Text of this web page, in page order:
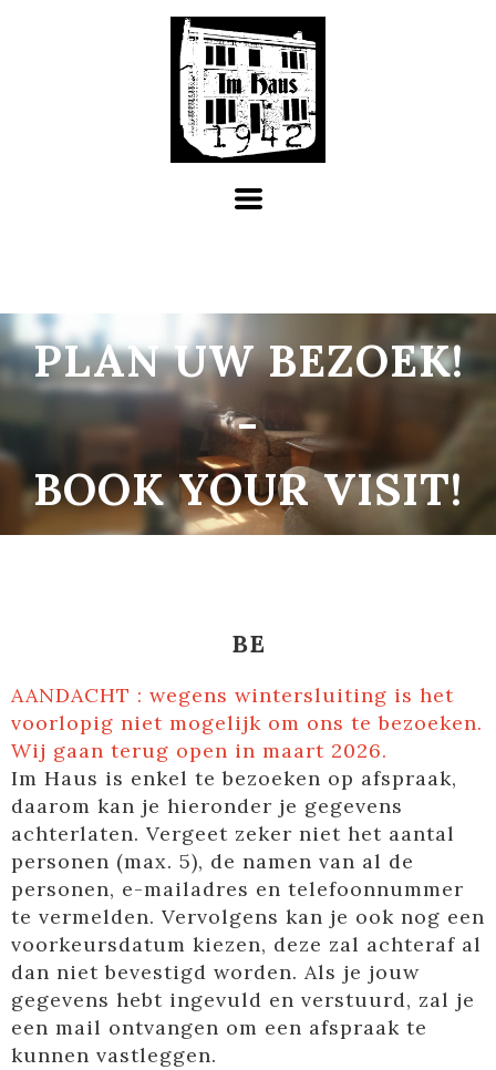
PLAN UW BEZOEK!
-
BOOK YOUR VISIT!
BE
AANDACHT : wegens wintersluiting is het
voorlopig niet mogelijk om ons te bezoeken.
Wij gaan terug open in maart 2026.
Im Haus is enkel te bezoeken op afspraak,
daarom kan je hieronder je gegevens
achterlaten. Vergeet zeker niet het aantal
personen (max. 5), de namen van al de
personen, e-mailadres en telefoonnummer
te vermelden. Vervolgens kan je ook nog een
voorkeursdatum kiezen, deze zal achteraf al
dan niet bevestigd worden. Als je jouw
gegevens hebt ingevuld en verstuurd, zal je
een mail ontvangen om een afspraak te
kunnen vastleggen.